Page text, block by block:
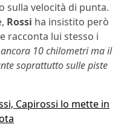
sulla velocità di punta.
Rossi ha insistito però
racconta lui stesso i
10 chilometri ma il
soprattutto sulle piste
Capirossi lo mette in